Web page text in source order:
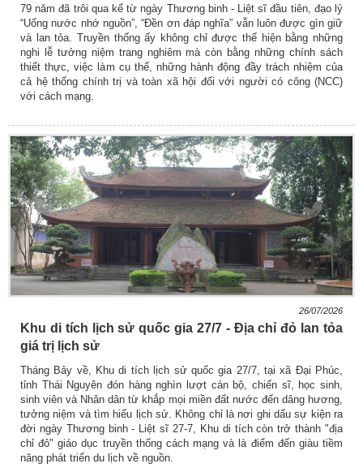
79 năm đã trôi qua kể từ ngày Thương binh - Liệt sĩ đầu tiên, đạo lý
“Uống nước nhớ nguồn”, “Đền ơn đáp nghĩa” vẫn luôn được gìn giữ
và lan tỏa. Truyền thống ấy không chỉ được thể hiện bằng những
nghi lễ tưởng niệm trang nghiêm mà còn bằng những chính sách
thiết thực, việc làm cụ thể, những hành động đầy trách nhiệm của
cả hệ thống chính trị và toàn xã hội đối với người có công (NCC)
với cách mạng.
26/07/2026
Khu di tích lịch sử quốc gia 27/7 - Địa chỉ đỏ lan tỏa
giá trị lịch sử
Tháng Bảy về, Khu di tích lịch sử quốc gia 27/7, tại xã Đại Phúc,
tỉnh Thái Nguyên đón hàng nghìn lượt cán bộ, chiến sĩ, học sinh,
sinh viên và Nhân dân từ khắp mọi miền đất nước đến dâng hương,
tưởng niệm và tìm hiểu lịch sử. Không chỉ là nơi ghi dấu sự kiện ra
đời ngày Thương binh - Liệt sĩ 27-7, Khu di tích còn trở thành "địa
chỉ đỏ" giáo dục truyền thống cách mạng và là điểm đến giàu tiềm
năng phát triển du lịch về nguồn.